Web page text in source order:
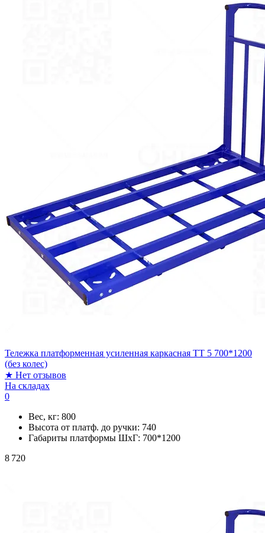
Тележка платформенная усиленная каркасная ТТ 5 700*1200
(без колес)
★ Нет отзывов
На складах
0
Вес, кг: 800
Высота от платф. до ручки: 740
Габариты платформы ШxГ: 700*1200
8 720